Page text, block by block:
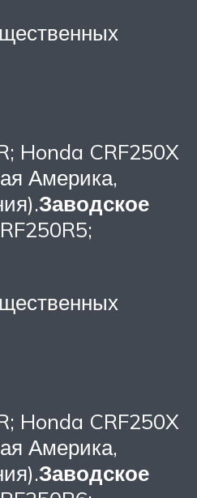
Honda CRF250X
Америка,
Заводское
Honda CRF250X
Америка,
Заводское